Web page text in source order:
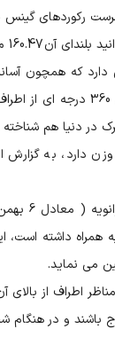
3.90 متر می باشد.
که همچون
در دنیا هم
برج شبیه به یک دونات
میلیون دلار هزینه
می نماید.
اطراف از